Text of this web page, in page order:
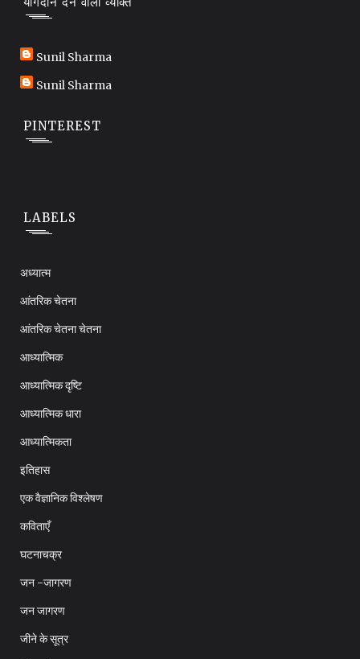
Sunil Sharma
Sunil Sharma
PINTEREST
LABELS
अध्यात्म
आंतरिक चेतना
आंतरिक चेतना चेतना
आध्यात्मिक
आध्यात्मिक दृष्टि
आध्यात्मिक धारा
आध्यात्मिकता
इतिहास
एक वैज्ञानिक विश्लेषण
कविताएँ
घटनाचक्र
जन -जागरण
जन जागरण
जीने के सूत्र